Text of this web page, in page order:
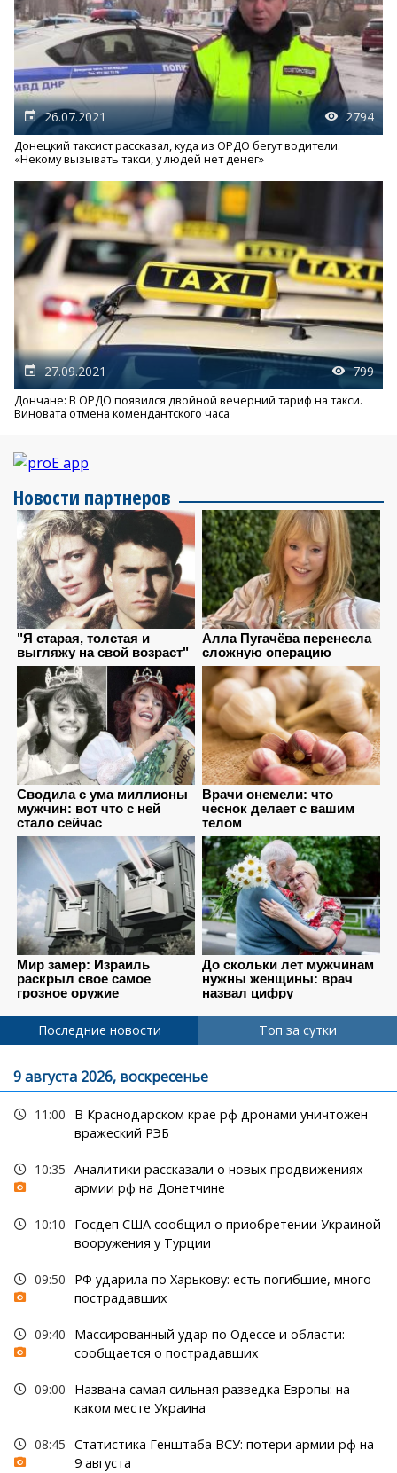
26.07.2021 2794
Донецкий таксист рассказал, куда из ОРДО бегут водители.
«Некому вызывать такси, у людей нет денег»
27.09.2021 799
Дончане: В ОРДО появился двойной вечерний тариф на такси.
Виновата отмена комендантского часа
Новости партнеров
Последние новости Топ за сутки
9 августа 2026, воскресенье
11:00
В Краснодарском крае рф дронами уничтожен
вражеский РЭБ
10:35 Аналитики рассказали о новых продвижениях
армии рф на Донетчине
10:10
Госдеп США сообщил о приобретении Украиной
вооружения у Турции
09:50
РФ ударила по Харькову: есть погибшие, много
пострадавших
09:40
Массированный удар по Одессе и области:
сообщается о пострадавших
09:00
Названа самая сильная разведка Европы: на
каком месте Украина
08:45 Статистика Генштаба ВСУ: потери армии рф на
9 августа